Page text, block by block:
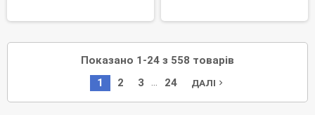
Показано 1-24 з 558 товарів
1
2 3 … 24 ДАЛІ navigate_next